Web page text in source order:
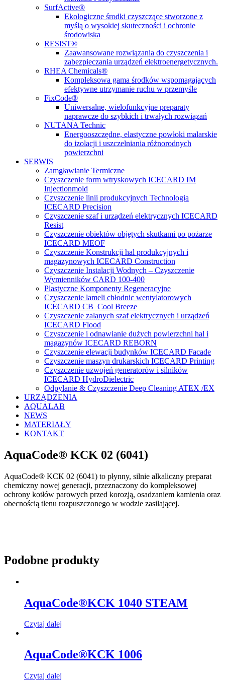
SurfActive®
Ekologiczne środki czyszczące stworzone z
myślą o wysokiej skuteczności i ochronie
środowiska
RESIST®
Zaawansowane rozwiązania do czyszczenia i
zabezpieczania urządzeń elektroenergetycznych.
RHEA Chemicals®
Kompleksowa gama środków wspomagających
efektywne utrzymanie ruchu w przemyśle
FixCode®
Uniwersalne, wielofunkcyjne preparaty
naprawcze do szybkich i trwałych rozwiązań
NUTANA Technic
Energooszczędne, elastyczne powłoki malarskie
do izolacji i uszczelniania różnorodnych
powierzchni
SERWIS
Zamgławianie Termiczne
Czyszczenie form wtryskowych ICECARD IM
Injectionmold
Czyszczenie linii produkcyjnych Technologią
ICECARD Precision
Czyszczenie szaf i urządzeń elektrycznych ICECARD
Resist
Czyszczenie obiektów objętych skutkami po pożarze
ICECARD MEOF
Czyszczenie Konstrukcji hal produkcyjnych i
magazynowych ICECARD Construction
Czyszczenie Instalacji Wodnych – Czyszczenie
Wymienników CARD 100-400
Plastyczne Komponenty Regeneracyjne
Czyszczenie lameli chłodnic wentylatorowych
ICECARD CB Cool Breeze
Czyszczenie zalanych szaf elektrycznych i urządzeń
ICECARD Flood
Czyszczenie i odnawianie dużych powierzchni hal i
magazynów ICECARD REBORN
Czyszczenie elewacji budynków ICECARD Facade
Czyszczenie maszyn drukarskich ICECARD Printing
Czyszczenie uzwojeń generatorów i silników
ICECARD HydroDielectric
Odpylanie & Czyszczenie Deep Cleaning ATEX /EX
URZĄDZENIA
AQUALAB
NEWS
MATERIAŁY
KONTAKT
AquaCode® KCK 02 (6041)
AquaCode® KCK 02 (6041) to płynny, silnie alkaliczny preparat
chemiczny nowej generacji, przeznaczony do kompleksowej
ochrony kotłów parowych przed korozją, osadzaniem kamienia oraz
obecnością tlenu rozpuszczonego w wodzie zasilającej.
Podobne produkty
AquaCode®KCK 1040 STEAM
Czytaj dalej
AquaCode®KCK 1006
Czytaj dalej